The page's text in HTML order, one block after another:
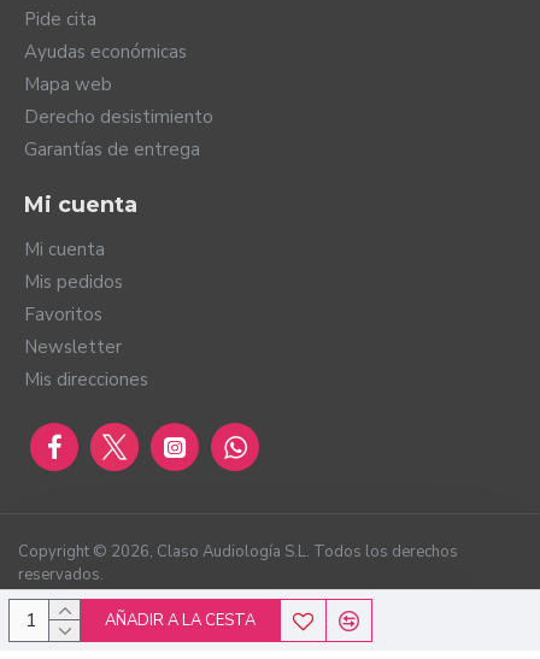
AÑADIR A LA CESTA
Este pack incluye:
Aqua Case para Naida CI.
Antena AquaMic compatible con HiRes Ultra.
Cable acuático blanco de 61 cm.
Clip de sujeción AquaCase.
Brazalete de sujeción.
Pide cita
Ayudas económicas
Mapa web
Derecho desistimiento
Garantías de entrega
Mi cuenta
Mi cuenta
Mis pedidos
Favoritos
Newsletter
Mis direcciones
Copyright © 2026, Claso Audiología S.L. Todos los derechos
reservados.